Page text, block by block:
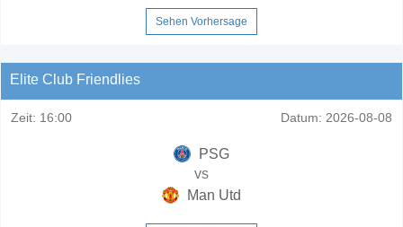
Sehen Vorhersage
Elite Club Friendlies
Zeit: 16:00 Datum: 2026-08-08
PSG
vs
Man Utd